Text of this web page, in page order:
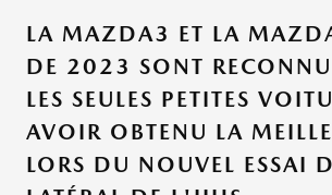
LA MAZDA3 ET LA
DE 2023 SONT
LES SEULES PETITES
AVOIR OBTENU LA
LORS DU NOUVEL ESSAI